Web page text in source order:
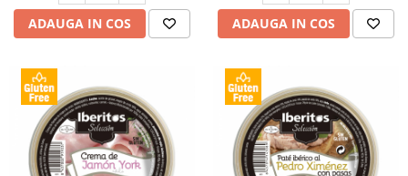
ADAUGA IN COS ADAUGA IN COS